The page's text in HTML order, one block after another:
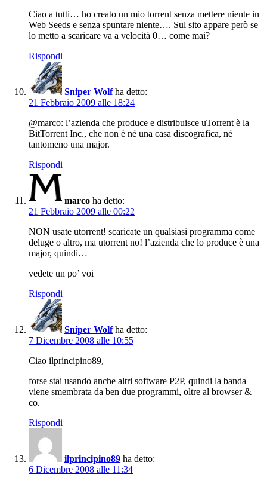
Ciao a tutti… ho creato un mio torrent senza mettere niente in
Web Seeds e senza spuntare niente…. Sul sito appare però se
lo metto a scaricare va a velocità 0… come mai?
Rispondi
Sniper Wolf ha detto:
21 Febbraio 2009 alle 18:24
@marco: l’azienda che produce e distribuisce uTorrent è la
BitTorrent Inc., che non è né una casa discografica, né
tantomeno una major.
Rispondi
marco ha detto:
21 Febbraio 2009 alle 00:22
NON usate utorrent! scaricate un qualsiasi programma come
deluge o altro, ma utorrent no! l’azienda che lo produce è una
major, quindi…
vedete un po’ voi
Rispondi
Sniper Wolf ha detto:
7 Dicembre 2008 alle 10:55
Ciao ilprincipino89,
forse stai usando anche altri software P2P, quindi la banda
viene smembrata da ben due programmi, oltre al browser &
co.
Rispondi
ilprincipino89 ha detto:
6 Dicembre 2008 alle 11:34